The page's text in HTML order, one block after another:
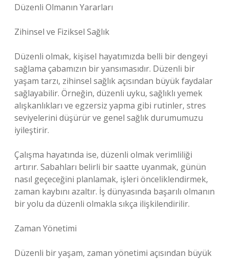
Düzenli Olmanın Yararları
Zihinsel ve Fiziksel Sağlık
Düzenli olmak, kişisel hayatımızda belli bir dengeyi
sağlama çabamızın bir yansımasıdır. Düzenli bir
yaşam tarzı, zihinsel sağlık açısından büyük faydalar
sağlayabilir. Örneğin, düzenli uyku, sağlıklı yemek
alışkanlıkları ve egzersiz yapma gibi rutinler, stres
seviyelerini düşürür ve genel sağlık durumumuzu
iyileştirir.
Çalışma hayatında ise, düzenli olmak verimliliği
artırır. Sabahları belirli bir saatte uyanmak, günün
nasıl geçeceğini planlamak, işleri önceliklendirmek,
zaman kaybını azaltır. İş dünyasında başarılı olmanın
bir yolu da düzenli olmakla sıkça ilişkilendirilir.
Zaman Yönetimi
Düzenli bir yaşam, zaman yönetimi açısından büyük